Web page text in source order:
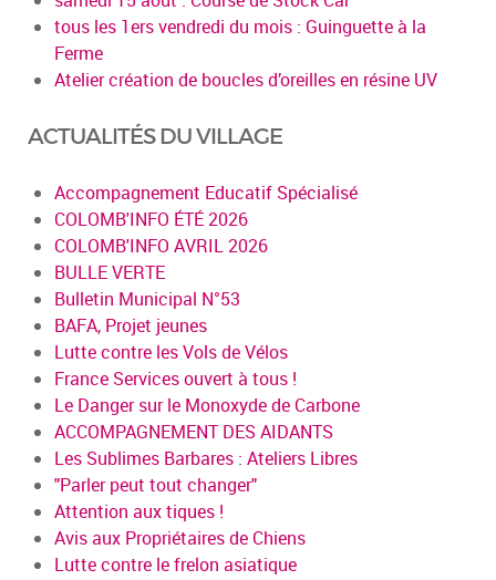
tous les 1ers vendredi du mois : Guinguette à la
Ferme
Atelier création de boucles d’oreilles en résine UV
ACTUALITÉS DU VILLAGE
Accompagnement Educatif Spécialisé
COLOMB'INFO ÉTÉ 2026
COLOMB'INFO AVRIL 2026
BULLE VERTE
Bulletin Municipal N°53
BAFA, Projet jeunes
Lutte contre les Vols de Vélos
France Services ouvert à tous !
Le Danger sur le Monoxyde de Carbone
ACCOMPAGNEMENT DES AIDANTS
Les Sublimes Barbares : Ateliers Libres
"Parler peut tout changer"
Attention aux tiques !
Avis aux Propriétaires de Chiens
Lutte contre le frelon asiatique